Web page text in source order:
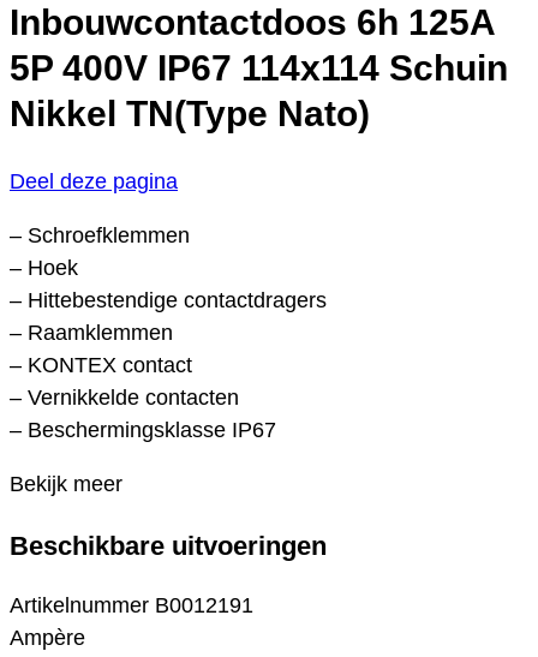
Inbouwcontactdoos 6h 125A
5P 400V IP67 114x114 Schuin
Nikkel TN(Type Nato)
Deel deze pagina
– Schroefklemmen
– Hoek
– Hittebestendige contactdragers
– Raamklemmen
– KONTEX contact
– Vernikkelde contacten
– Beschermingsklasse IP67
Bekijk meer
Beschikbare uitvoeringen
Artikelnummer B0012191
Ampère